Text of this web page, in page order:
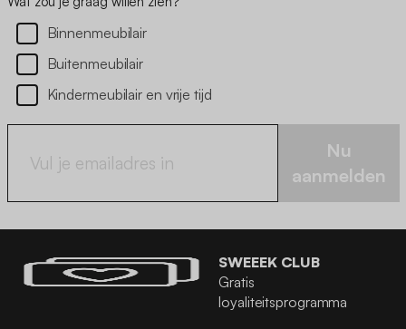
Binnenmeubilair
Buitenmeubilair
Kindermeubilair en vrije tijd
Nu
aanmelden
SWEEEK CLUB
Gratis
loyaliteitsprogramma